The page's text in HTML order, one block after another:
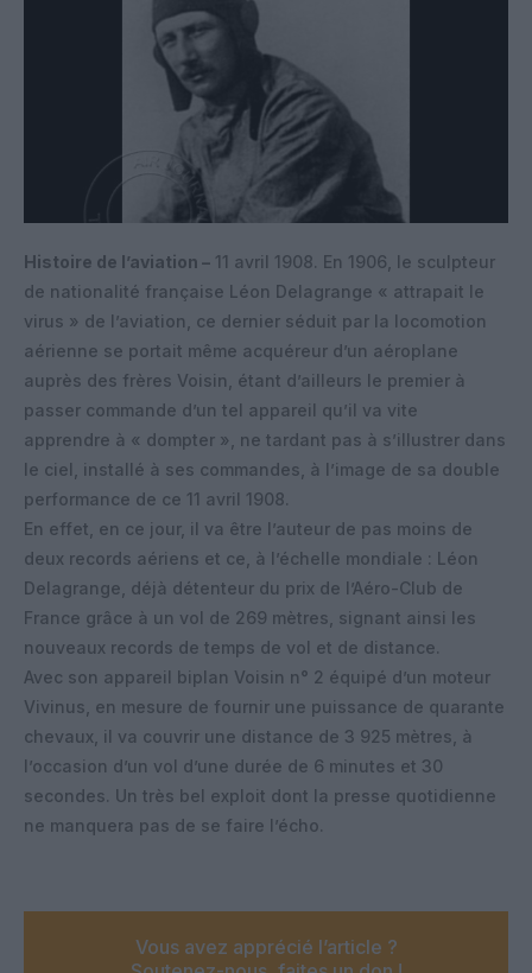
Histoire de l’aviation – 11 avril 1908. En 1906, le sculpteur
de nationalité française Léon Delagrange « attrapait le
virus » de l’aviation, ce dernier séduit par la locomotion
aérienne se portait même acquéreur d’un aéroplane
auprès des frères Voisin, étant d’ailleurs le premier à
passer commande d’un tel appareil qu’il va vite
apprendre à « dompter », ne tardant pas à s’illustrer dans
le ciel, installé à ses commandes, à l’image de sa double
performance de ce 11 avril 1908.
En effet, en ce jour, il va être l’auteur de pas moins de
deux records aériens et ce, à l’échelle mondiale : Léon
Delagrange, déjà détenteur du prix de l’Aéro-Club de
France grâce à un vol de 269 mètres, signant ainsi les
nouveaux records de temps de vol et de distance.
Avec son appareil biplan Voisin n° 2 équipé d’un moteur
Vivinus, en mesure de fournir une puissance de quarante
chevaux, il va couvrir une distance de 3 925 mètres, à
l’occasion d’un vol d’une durée de 6 minutes et 30
secondes. Un très bel exploit dont la presse quotidienne
ne manquera pas de se faire l’écho.
Vous avez apprécié l’article ?